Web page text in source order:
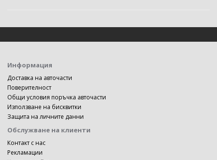
Информация
Доставка на авточасти
Поверителност
Общи условия поръчка авточасти
Използване на бисквитки
Защита на личните данни
Обслужване на клиенти
Контакт с нас
Рекламации